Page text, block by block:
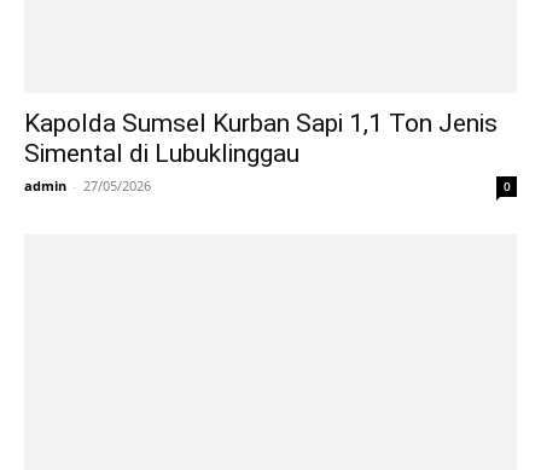
Kapolda Sumsel Kurban Sapi 1,1 Ton Jenis
Simental di Lubuklinggau
admin - 27/05/2026 0